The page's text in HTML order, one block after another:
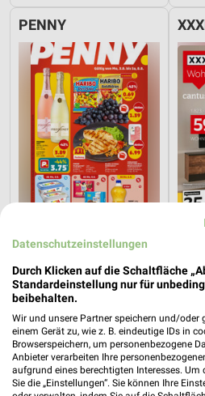
PENNY
2,3 km
Angebote ab 03.08.
Noch heute gültig
XXXLutz
Datenschutzeinstellungen
Durch Klicken auf die Schaltfläche
Standardeinstellung nur für
beibehalten.
Wir und unsere Partner speichern und/
einem Gerät zu, wie z. B. eindeutige IDs in
Browserspeichern, um personenbezogene
Anbieter verarbeiten Ihre
aufgrund eines berechtigten Interesses. Um
Sie die „Einstellungen“. Sie können Ihre